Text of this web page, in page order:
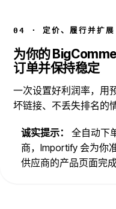
04 · 定价、履行并扩展
为你的
订单并保持稳定
一次设置好利润率，用
坏链接、不丢失排名的
诚实提示：
全自动下
商，Importify 会为你
供应商的产品页面完成